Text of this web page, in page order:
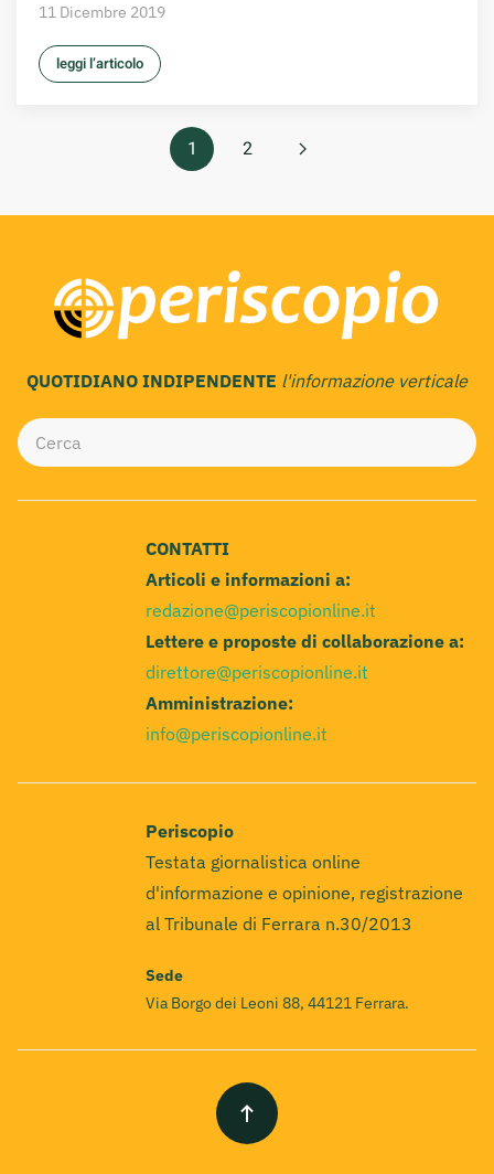
11 Dicembre 2019
leggi l’articolo
1 2
QUOTIDIANO INDIPENDENTE l'informazione verticale
CONTATTI
Articoli e informazioni a:
redazione@periscopionline.it
Lettere e proposte di collaborazione a:
direttore@periscopionline.it
Amministrazione:
info@periscopionline.it
Periscopio
Testata giornalistica online
d'informazione e opinione, registrazione
al Tribunale di Ferrara n.30/2013
Sede
Via Borgo dei Leoni 88, 44121 Ferrara.